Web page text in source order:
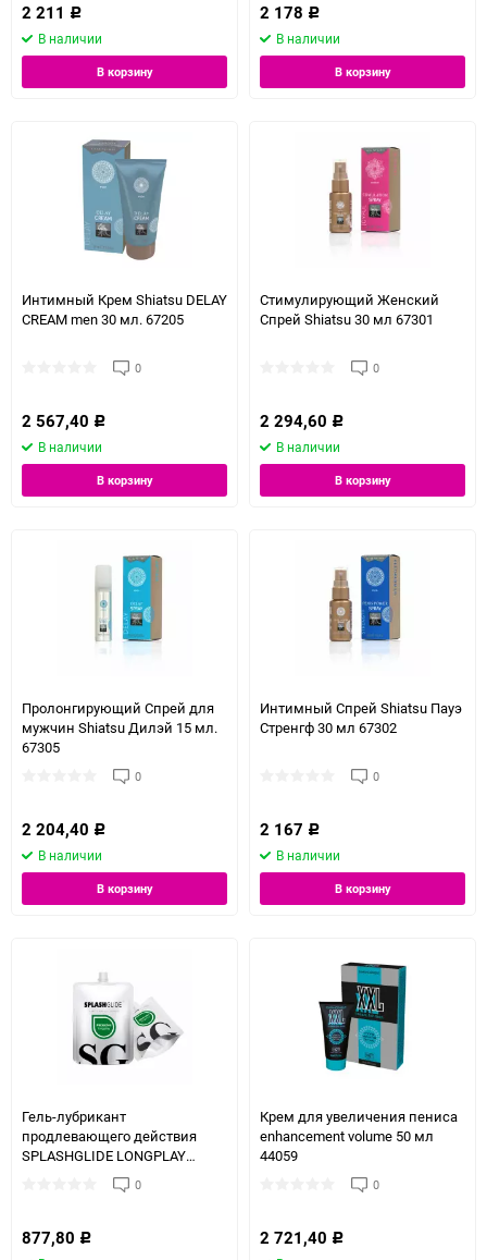
2 211 Р
В наличии
В корзину
2 178 Р
В наличии
В корзину
Интимный Крем Shiatsu DELAY
CREAM men 30 мл. 67205
0
2 567,40 Р
В наличии
В корзину
Стимулирующий Женский
Спрей Shiatsu 30 мл 67301
0
2 294,60 Р
В наличии
В корзину
Пролонгирующий Спрей для
мужчин Shiatsu Дилэй 15 мл.
67305
0
2 204,40 Р
В наличии
В корзину
Интимный Спрей Shiatsu Пауэ
Стренгф 30 мл 67302
0
2 167 Р
В наличии
В корзину
Гель-лубрикант
продлевающего действия
SPLASHGLIDE LONGPLAY
PROLONG 100МЛ 001204
0
877,80 Р
Крем для увеличения пениса
enhancement volume 50 мл
44059
0
2 721,40 Р